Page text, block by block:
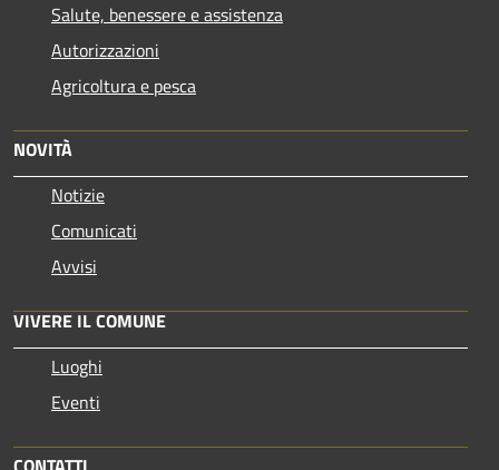
Salute, benessere e assistenza
Autorizzazioni
Agricoltura e pesca
NOVITÀ
Notizie
Comunicati
Avvisi
VIVERE IL COMUNE
Luoghi
Eventi